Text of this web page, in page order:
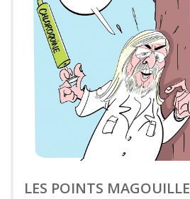
LES POINTS MAGOUILLE